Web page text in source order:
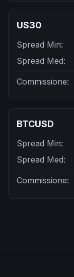
US30
Spread Min:
Spread Med:
Commissione:
BTCUSD
Spread Min:
Spread Med:
Commissione: